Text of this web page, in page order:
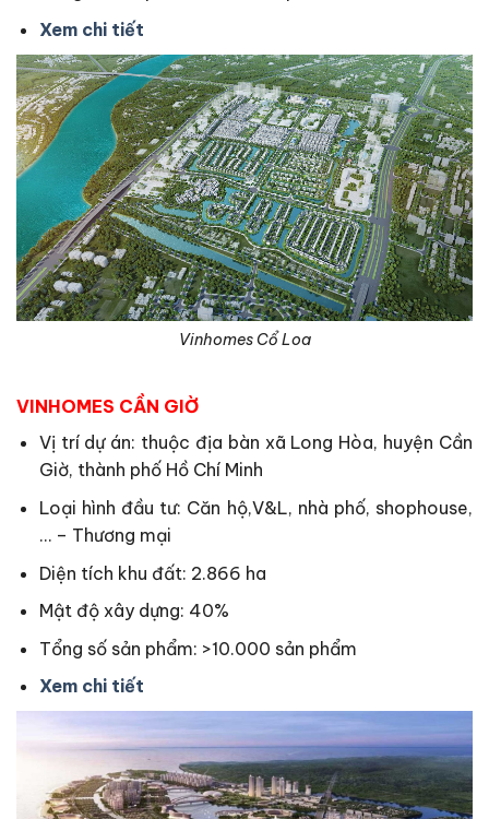
Xem chi tiết
Vinhomes Cổ Loa
VINHOMES CẦN GIỜ
Vị trí dự án: thuộc địa bàn xã Long Hòa, huyện Cần
Giờ, thành phố Hồ Chí Minh
Loại hình đầu tư: Căn hộ,V&L, nhà phố, shophouse,
… – Thương mại
Diện tích khu đất: 2.866 ha
Mật độ xây dựng: 40%
Tổng số sản phẩm: >10.000 sản phẩm
Xem chi tiết